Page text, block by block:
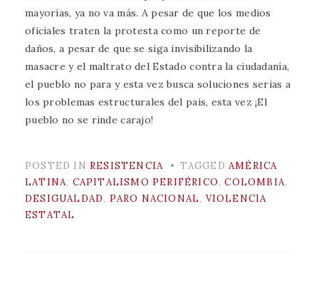
mayorías, ya no va más. A pesar de que los medios
oficiales traten la protesta como un reporte de
daños, a pesar de que se siga invisibilizando la
masacre y el maltrato del Estado contra la ciudadanía,
el pueblo no para y esta vez busca soluciones serias a
los problemas estructurales del país, esta vez ¡El
pueblo no se rinde carajo!
POSTED IN RESISTENCIA TAGGEDAMÉRICA
LATINA, CAPITALISMO PERIFÉRICO,COLOMBIA,
DESIGUALDAD, PARO NACIONAL, VIOLENCIA
ESTATAL